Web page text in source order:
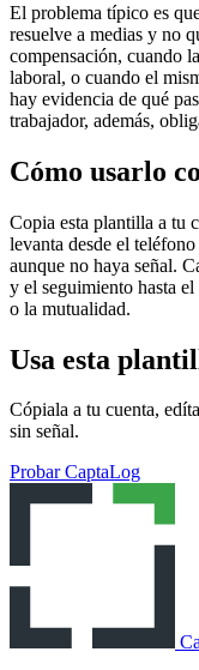
El problema típico es
resuelve a medias y no
compensación, cuando
laboral, o cuando el
hay evidencia de qué
trabajador, además,
Cómo usarlo
Copia esta plantilla a tu
levanta desde el
aunque no haya señal.
y el seguimiento hasta
o la mutualidad.
Usa esta
Cópiala a tu cuenta,
sin señal.
Probar CaptaLog